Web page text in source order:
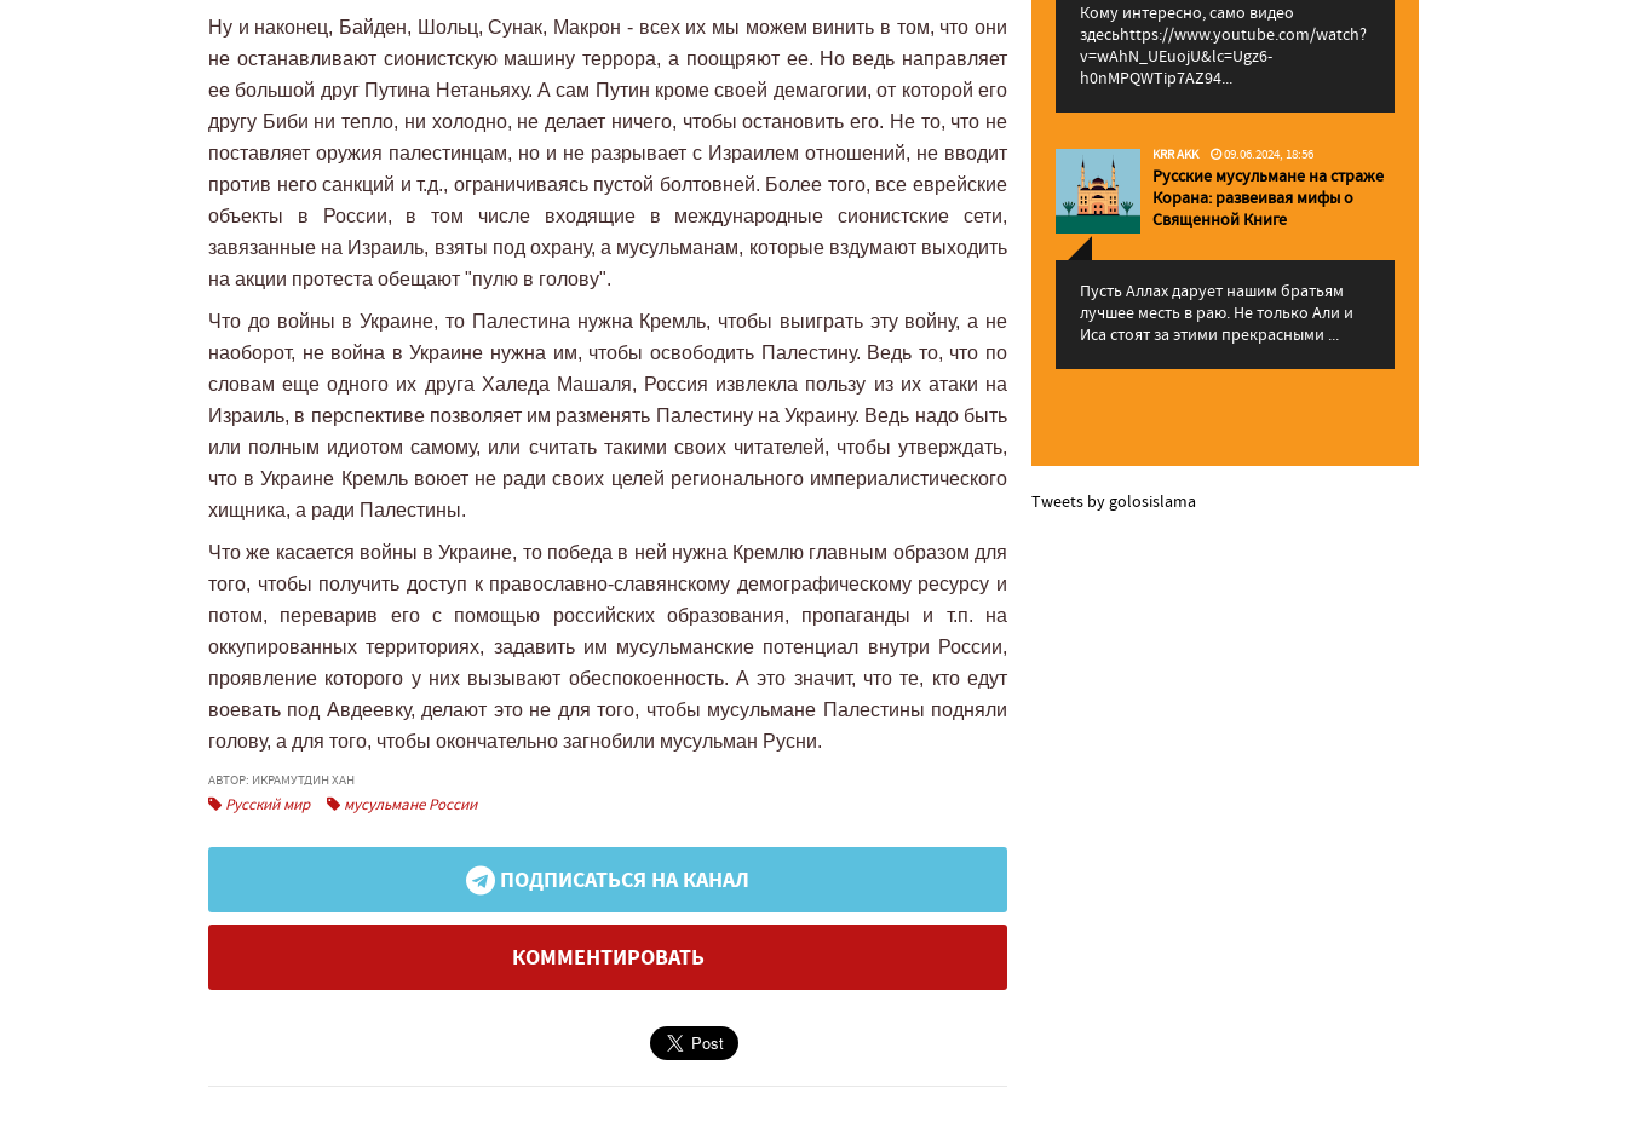
Ну и наконец, Байден, Шольц, Сунак, Макрон - всех их мы можем винить в том, что они
не останавливают сионистскую машину террора, а поощряют ее. Но ведь направляет
ее большой друг Путина Нетаньяху. А сам Путин кроме своей демагогии, от которой его
другу Биби ни тепло, ни холодно, не делает ничего, чтобы остановить его. Не то, что не
поставляет оружия палестинцам, но и не разрывает с Израилем отношений, не вводит
против него санкций и т.д., ограничиваясь пустой болтовней. Более того, все еврейские
объекты в России, в том числе входящие в международные сионистские сети,
завязанные на Израиль, взяты под охрану, а мусульманам, которые вздумают выходить
на акции протеста обещают "пулю в голову".
Что до войны в Украине, то Палестина нужна Кремль, чтобы выиграть эту войну, а не
наоборот, не война в Украине нужна им, чтобы освободить Палестину. Ведь то, что по
словам еще одного их друга Халеда Машаля, Россия извлекла пользу из их атаки на
Израиль, в перспективе позволяет им разменять Палестину на Украину. Ведь надо быть
или полным идиотом самому, или считать такими своих читателей, чтобы утверждать,
что в Украине Кремль воюет не ради своих целей регионального империалистического
хищника, а ради Палестины.
Что же касается войны в Украине, то победа в ней нужна Кремлю главным образом для
того, чтобы получить доступ к православно-славянскому демографическому ресурсу и
потом, переварив его с помощью российских образования, пропаганды и т.п. на
оккупированных территориях, задавить им мусульманские потенциал внутри России,
проявление которого у них вызывают обеспокоенность. А это значит, что те, кто едут
воевать под Авдеевку, делают это не для того, чтобы мусульмане Палестины подняли
голову, а для того, чтобы окончательно загнобили мусульман Русни.
АВТОР: ИКРАМУТДИН ХАН
Русский мир мусульмане России
ПОДПИСАТЬСЯ НА КАНАЛ
КОММЕНТИРОВАТЬ
Кому интересно, само видео
здесьhttps://www.youtube.com/watch?
v=wAhN_UEuojU&lc=Ugz6-
h0nMPQWTip7AZ94...
KRR AKK 09.06.2024, 18:56
Русские мусульмане на страже
Корана: pазвеивая мифы о
Священной Книге
Пусть Аллах дарует нашим братьям
лучшее месть в раю. Не только Али и
Иса стоят за этими прекрасными ...
Tweets by golosislama